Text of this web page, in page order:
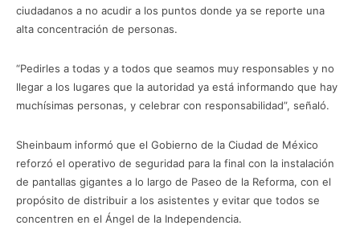
ciudadanos a no acudir a los puntos donde ya se reporte una
alta concentración de personas.
“Pedirles a todas y a todos que seamos muy responsables y no
llegar a los lugares que la autoridad ya está informando que hay
muchísimas personas, y celebrar con responsabilidad”, señaló.
Sheinbaum informó que el Gobierno de la Ciudad de México
reforzó el operativo de seguridad para la final con la instalación
de pantallas gigantes a lo largo de Paseo de la Reforma, con el
propósito de distribuir a los asistentes y evitar que todos se
concentren en el Ángel de la Independencia.